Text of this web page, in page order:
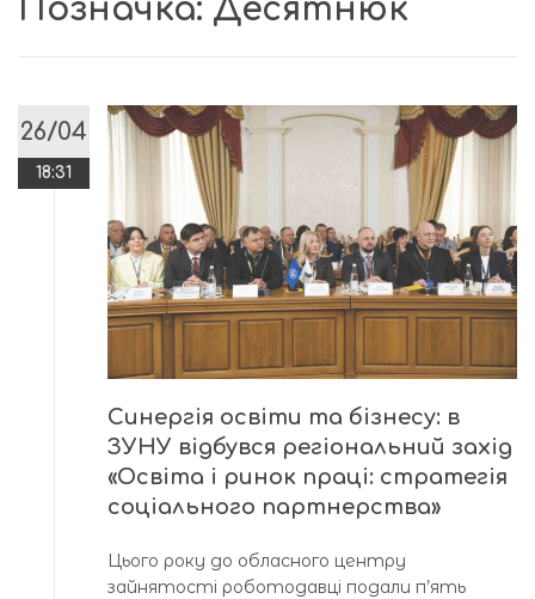
Позначка: Десятнюк
26/04
18:31
Синергія освіти та бізнесу: в
ЗУНУ відбувся регіональний захід
«Освіта і ринок праці: стратегія
соціального партнерства»
Цього року до обласного центру
зайнятості роботодавці подали п’ять